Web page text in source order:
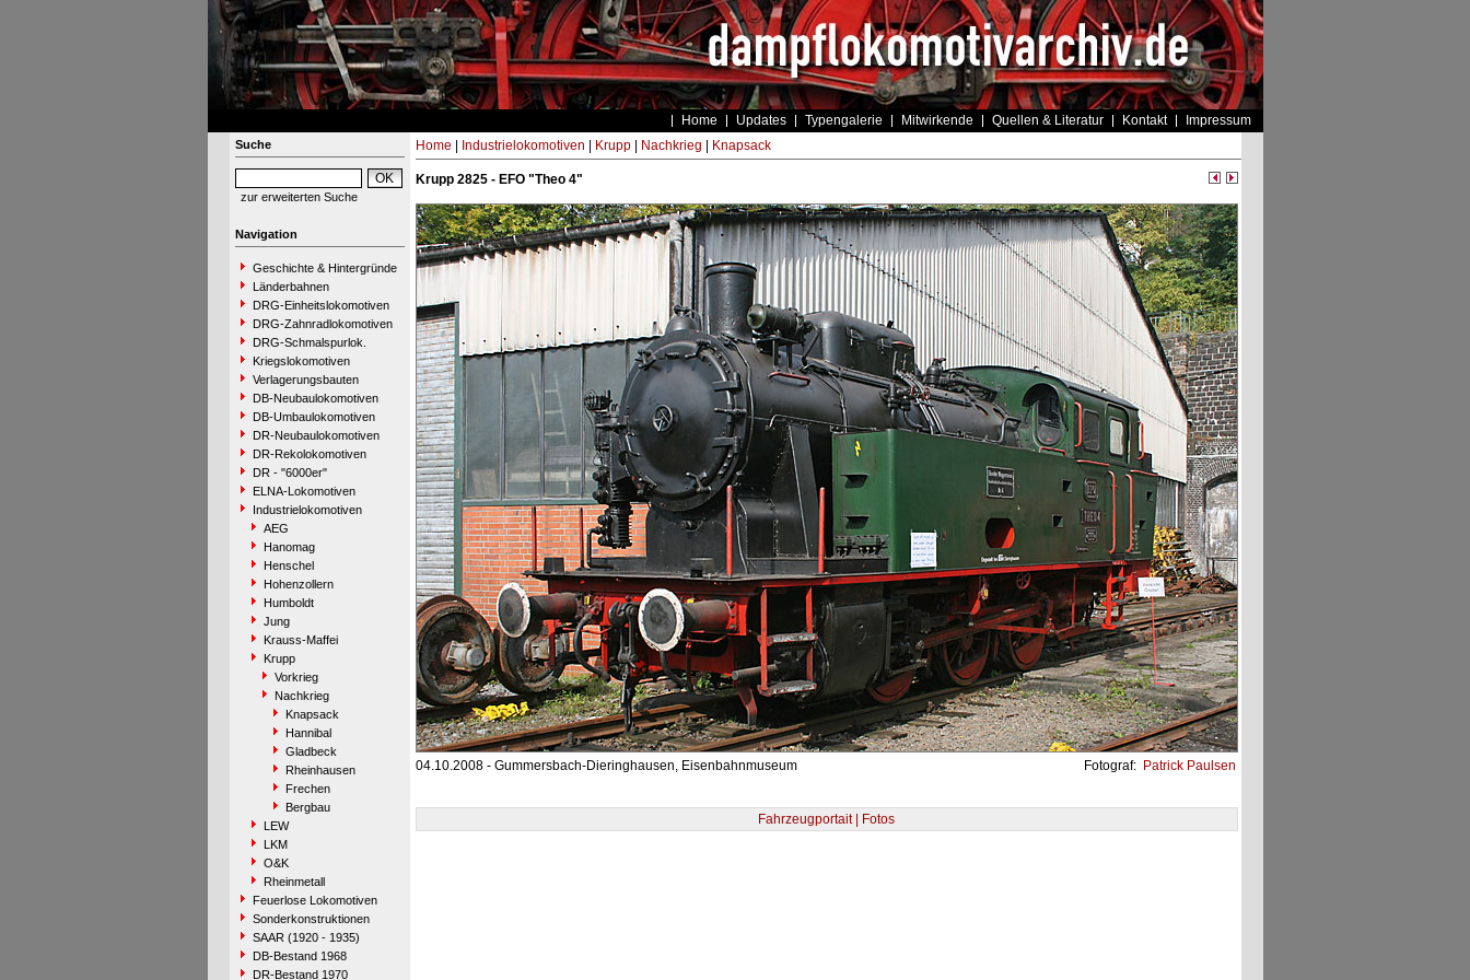
Home Updates Typengalerie Mitwirkende Quellen & Literatur Kontakt Impressum
Suche
zur erweiterten Suche
Navigation
Geschichte & Hintergründe
Länderbahnen
DRG-Einheitslokomotiven
DRG-Zahnradlokomotiven
DRG-Schmalspurlok.
Kriegslokomotiven
Verlagerungsbauten
DB-Neubaulokomotiven
DB-Umbaulokomotiven
DR-Neubaulokomotiven
DR-Rekolokomotiven
DR - "6000er"
ELNA-Lokomotiven
Industrielokomotiven
AEG
Hanomag
Henschel
Hohenzollern
Humboldt
Jung
Krauss-Maffei
Krupp
Vorkrieg
Nachkrieg
Knapsack
Hannibal
Gladbeck
Rheinhausen
Frechen
Bergbau
LEW
LKM
O&K
Rheinmetall
Feuerlose Lokomotiven
Sonderkonstruktionen
SAAR (1920 - 1935)
DB-Bestand 1968
DR-Bestand 1970
Home Industrielokomotiven Krupp| Nachkrieg Knapsack
Krupp 2825 - EFO "Theo 4"
04.10.2008 - Gummersbach-Dieringhausen, Eisenbahnmuseum Fotograf: Patrick Paulsen
Fahrzeugportait | Fotos